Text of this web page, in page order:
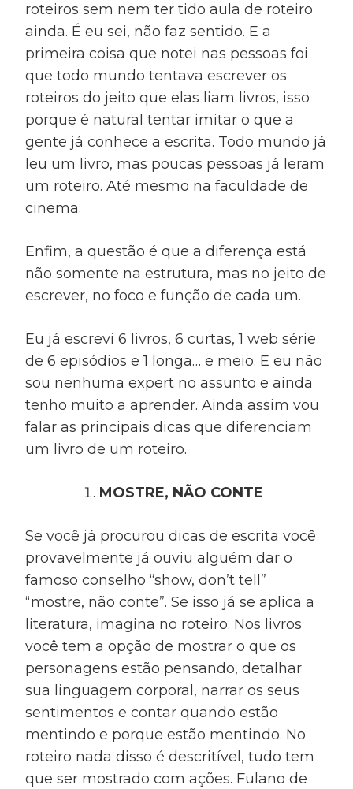
roteiros sem nem ter tido aula de roteiro
ainda. É eu sei, não faz sentido. E a
primeira coisa que notei nas pessoas foi
que todo mundo tentava escrever os
roteiros do jeito que elas liam livros, isso
porque é natural tentar imitar o que a
gente já conhece a escrita. Todo mundo já
leu um livro, mas poucas pessoas já leram
um roteiro. Até mesmo na faculdade de
cinema.
Enfim, a questão é que a diferença está
não somente na estrutura, mas no jeito de
escrever, no foco e função de cada um.
Eu já escrevi 6 livros, 6 curtas, 1 web série
de 6 episódios e 1 longa… e meio. E eu não
sou nenhuma expert no assunto e ainda
tenho muito a aprender. Ainda assim vou
falar as principais dicas que diferenciam
um livro de um roteiro.
MOSTRE, NÃO CONTE
Se você já procurou dicas de escrita você
provavelmente já ouviu alguém dar o
famoso conselho “show, don’t tell”
“mostre, não conte”. Se isso já se aplica a
literatura, imagina no roteiro. Nos livros
você tem a opção de mostrar o que os
personagens estão pensando, detalhar
sua linguagem corporal, narrar os seus
sentimentos e contar quando estão
mentindo e porque estão mentindo. No
roteiro nada disso é descritível, tudo tem
que ser mostrado com ações. Fulano de